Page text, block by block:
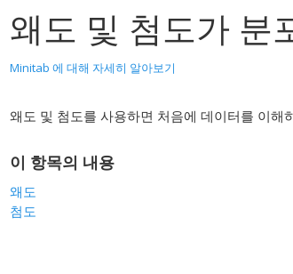
왜도 및 첨도가 분
Minitab 에 대해 자세히 알아보기
왜도 및 첨도를 사용하면 처음에 데이터를 이해
이 항목의 내용
왜도
첨도